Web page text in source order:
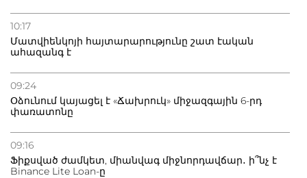
10:17
Մատվիենկոյի հայտարարությունը շատ էական
ահազանգ է
09:24
Օձունում կայացել է «Ճախրուկ» միջազգային 6-րդ
փառատոնը
09:16
Ֆիքսված ժամկետ, միանվագ միջնորդավճար․ ի՞նչ է
Binance Lite Loan-ը